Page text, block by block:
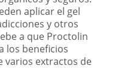
aplicar el gel
y otros
a que Proctolin
los beneficios
varios extractos de